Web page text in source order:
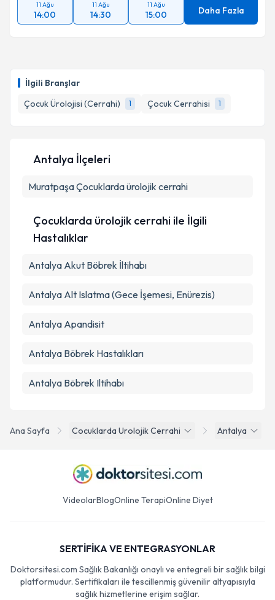
İlgili Branşlar
Çocuk Ürolojisi (Cerrahi)
1 Çocuk Cerrahisi 1
11 Ağu
14:00
11 Ağu
14:30
11 Ağu
15:00 Daha Fazla
Ana Sayfa Cocuklarda Urolojik Cerrahi Antalya
Antalya İlçeleri
MuratpaşaÇocuklarda ürolojik cerrahi
Çocuklarda ürolojik cerrahi ile İlgili
Hastalıklar
Antalya Akut Böbrek İltihabı
Antalya Alt Islatma (Gece İşemesi, Enürezis)
Antalya Apandisit
Antalya Böbrek Hastalıkları
Antalya Böbrek Iltihabı
VideolarBlogOnline TerapiOnline Diyet
SERTİFİKA VE ENTEGRASYONLAR
Doktorsitesi.com Sağlık Bakanlığı onaylı ve entegreli bir sağlık bilgi
platformudur. Sertifikaları ile tescillenmiş güvenilir altyapısıyla
sağlık hizmetlerine erişim sağlar.